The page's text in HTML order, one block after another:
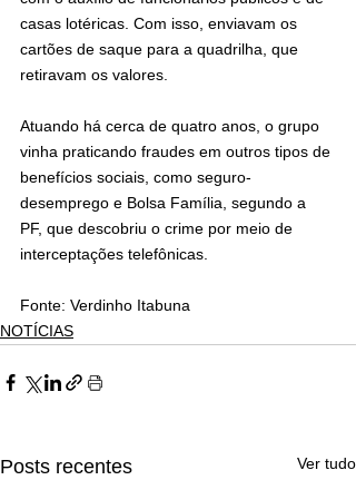
casas lotéricas. Com isso, enviavam os
cartões de saque para a quadrilha, que
retiravam os valores.
Atuando há cerca de quatro anos, o grupo
vinha praticando fraudes em outros tipos de
benefícios sociais, como seguro-
desemprego e Bolsa Família, segundo a
PF, que descobriu o crime por meio de
interceptações telefônicas.
Fonte: Verdinho Itabuna
NOTÍCIAS
Posts recentes Ver tudo